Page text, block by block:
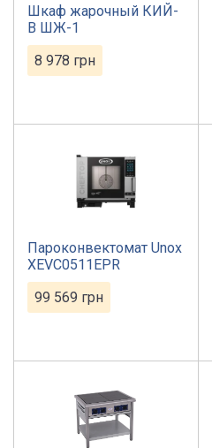
Шкаф жарочный КИЙ-
В ШЖ-1
8 978 грн
Пароконвектомат Unox
XEVC0511EPR
99 569 грн